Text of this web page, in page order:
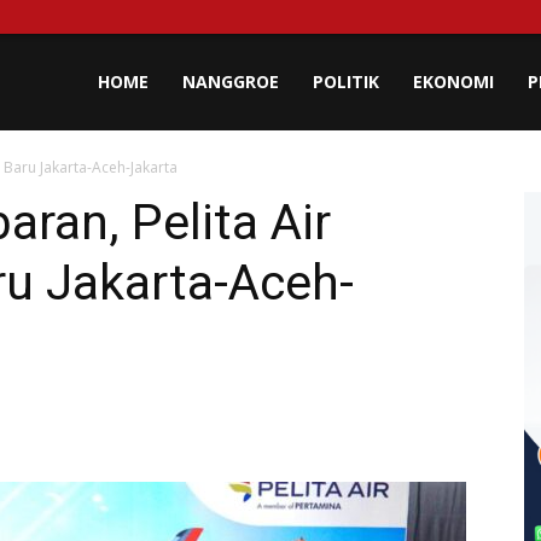
HOME NANGGROE POLITIK EKONOMI
Jakarta-Aceh-Jakarta
Pelita Air
Jakarta-Aceh-